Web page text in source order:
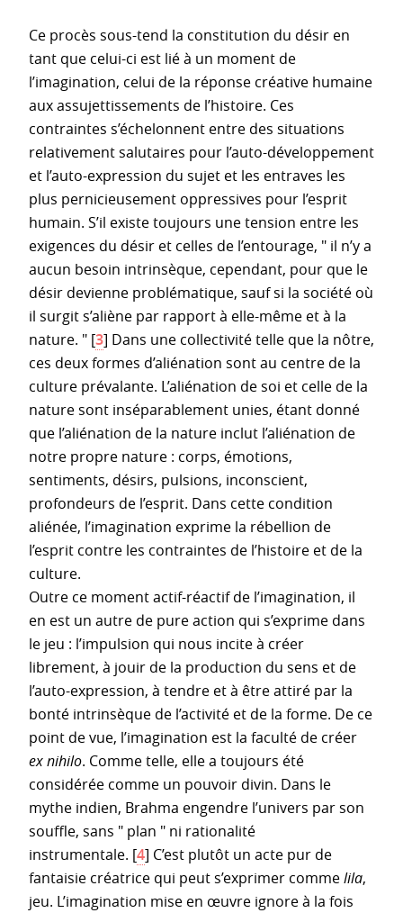
Ce procès sous-tend la constitution du désir en
tant que celui-ci est lié à un moment de
l’imagination, celui de la réponse créative humaine
aux assujettissements de l’histoire. Ces
contraintes s’échelonnent entre des situations
relativement salutaires pour l’auto-développement
et l’auto-expression du sujet et les entraves les
plus pernicieusement oppressives pour l’esprit
humain. S’il existe toujours une tension entre les
exigences du désir et celles de l’entourage, " il n’y a
aucun besoin intrinsèque, cependant, pour que le
désir devienne problématique, sauf si la société où
il surgit s’aliène par rapport à elle-même et à la
nature. " [3] Dans une collectivité telle que la nôtre,
ces deux formes d’aliénation sont au centre de la
culture prévalante. L’aliénation de soi et celle de la
nature sont inséparablement unies, étant donné
que l’aliénation de la nature inclut l’aliénation de
notre propre nature : corps, émotions,
sentiments, désirs, pulsions, inconscient,
profondeurs de l’esprit. Dans cette condition
aliénée, l’imagination exprime la rébellion de
l’esprit contre les contraintes de l’histoire et de la
culture.
Outre ce moment actif-réactif de l’imagination, il
en est un autre de pure action qui s’exprime dans
le jeu : l’impulsion qui nous incite à créer
librement, à jouir de la production du sens et de
l’auto-expression, à tendre et à être attiré par la
bonté intrinsèque de l’activité et de la forme. De ce
point de vue, l’imagination est la faculté de créer
ex nihilo. Comme telle, elle a toujours été
considérée comme un pouvoir divin. Dans le
mythe indien, Brahma engendre l’univers par son
souffle, sans " plan " ni rationalité
instrumentale. [4] C’est plutôt un acte pur de
fantaisie créatrice qui peut s’exprimer commelila,
jeu. L’imagination mise en œuvre ignore à la fois